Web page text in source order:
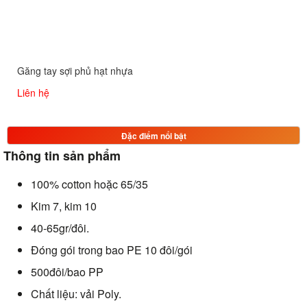
Găng tay sợi phủ hạt nhựa
Liên hệ
Đặc điểm nổi bật
Thông tin sản phẩm
100% cotton hoặc 65/35
Kim 7, kim 10
40-65gr/đôi.
Đóng gói trong bao PE 10 đôi/gói
500đôi/bao PP
Chất liệu: vải Poly.